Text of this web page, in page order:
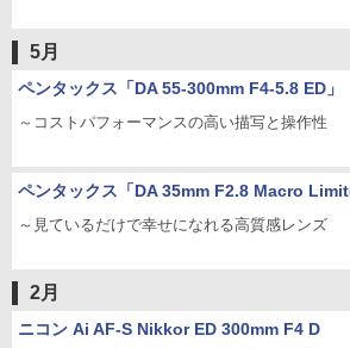
5月
ペンタックス「DA 55-300mm F4-5.8 ED」
～コストパフォーマンスの高い描写と操作性
ペンタックス「DA 35mm F2.8 Macro
～見ているだけで幸せになれる高質感レンズ
2月
ニコン Ai AF-S Nikkor ED 300mm F4 D